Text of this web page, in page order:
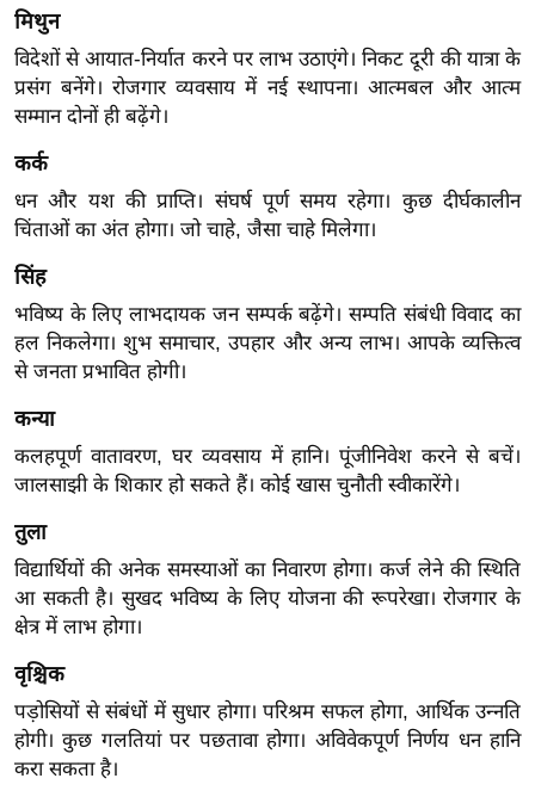
त
यं
ग
इं
डि
सा
त्य
ज
ग
त
ऑ
व
न्यू
ज
ब्री
फ
म
नो
रं
ज
मिथुन
विदेशों से आयात-निर्यात करने पर लाभ उठाएंगे। निकट दूरी की यात्रा के
प्रसंग बनेंगे। रोजगार व्यवसाय में नई स्थापना। आत्मबल और आत्म
सम्मान दोनों ही बढ़ेंगे।
कर्क
धन और यश की प्राप्ति। संघर्ष पूर्ण समय रहेगा। कुछ दीर्घकालीन
चिंताओं का अंत होगा। जो चाहे, जैसा चाहे मिलेगा।
सिंह
भविष्य के लिए लाभदायक जन सम्पर्क बढ़ेंगे। सम्पति संबंधी विवाद का
हल निकलेगा। शुभ समाचार, उपहार और अन्य लाभ। आपके व्यक्तित्व
से जनता प्रभावित होगी।
कन्या
कलहपूर्ण वातावरण, घर व्यवसाय में हानि। पूंजीनिवेश करने से बचें।
जालसाझी के शिकार हो सकते हैं। कोई खास चुनौती स्वीकारेंगे।
तुला
विद्यार्थियों की अनेक समस्याओं का निवारण होगा। कर्ज लेने की स्थिति
आ सकती है। सुखद भविष्य के लिए योजना की रूपरेखा। रोजगार के
क्षेत्र में लाभ होगा।
वृश्चिक
पड़ोसियों से संबंधों में सुधार होगा। परिश्रम सफल होगा, आर्थिक उन्नति
होगी। कुछ गलतियां पर पछतावा होगा। अविवेकपूर्ण निर्णय धन हानि
करा सकता है।